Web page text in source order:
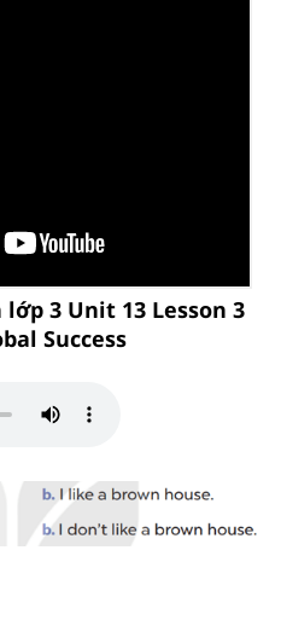
3 Unit 13 Lesson 3
Success